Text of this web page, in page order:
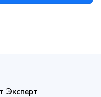
Эксперт